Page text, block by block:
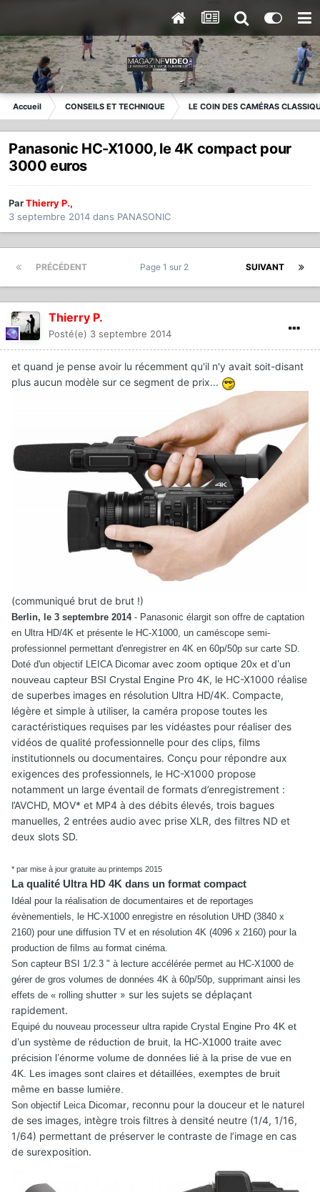
Accueil CONSEILS ET TECHNIQUE LE COIN DES CAMÉRAS
Panasonic HC-X1000, le 4K compact pour
3000 euros
ParThierry P.,
3 septembre 2014 dans PANASONIC
PRÉCÉDENT SUIVANT
Page 1 sur 2
Thierry P.
Posté(e) 3 septembre 2014
et quand je pense avoir lu récemment qu'il n'y avait soit-disant
plus aucun modèle sur ce segment de prix...
(communiqué brut de brut !)
Berlin, le 3 septembre 2014- Panasonic élargit son offre de captation
en Ultra HD/4K et présente le HC-X1000, un caméscope semi-
professionnel permettant d'enregistrer en 4K en 60p/50p sur carte SD.
Doté d'un objectif LEICA Dicomar avec zoom optique 20x et d’un
nouveau capteur BSI Crystal Engine Pro 4K, le HC-X1000 réalise
de superbes images en résolution Ultra HD/4K. Compacte,
légère et simple à utiliser, la caméra propose toutes les
caractéristiques requises par les vidéastes pour réaliser des
vidéos de qualité professionnelle pour des clips, films
institutionnels ou documentaires. Conçu pour répondre aux
exigences des professionnels, le HC-X1000 propose
notamment un large éventail de formats d’enregistrement :
l’AVCHD, MOV* et MP4 à des débits élevés, trois bagues
manuelles, 2 entrées audio avec prise XLR, des filtres ND et
deux slots SD.
* par mise à jour gratuite au printemps 2015
La qualité Ultra HD 4K dans un format compact
Idéal pour la réalisation de documentaires et de reportages
évènementiels, le HC-X1000 enregistre en résolution UHD (3840 x
2160) pour une diffusion TV et en résolution 4K (4096 x 2160) pour la
production de films au format cinéma.
Son capteur BSI 1/2.3 " à lecture accélérée permet au HC-X1000 de
gérer de gros volumes de données 4K à 60p/50p, supprimant ainsi les
effets de « rolling shutter » sur les sujets se déplaçant
rapidement.
Equipé du nouveau processeur ultra rapide Crystal Engine Pro 4K et
d’un système de réduction de bruit, la HC-X1000 traite avec
précision l’énorme volume de données lié à la prise de vue en
4K. Les images sont claires et détaillées, exemptes de bruit
même en basse lumière.
Son objectif Leica Dicomar, reconnu pour la douceur et le naturel
de ses images, intègre trois filtres à densité neutre (1/4, 1/16,
1/64) permettant de préserver le contraste de l’image en cas
de surexposition.